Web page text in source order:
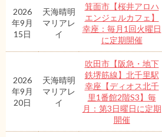
2026
年9月
15日
天海晴明
マリアレ
イ
箕面市【桜井アロハ
エンジェルカフェ】
幸座：毎月1回火曜日
に定期開催
2026
年9月
20日
天海晴明
マリアレ
イ
吹田市【阪急・地下
鉄堺筋線】北千里駅
幸座【ディオス北千
里1番館2階S3】毎
月：第3日曜日に定期
開催